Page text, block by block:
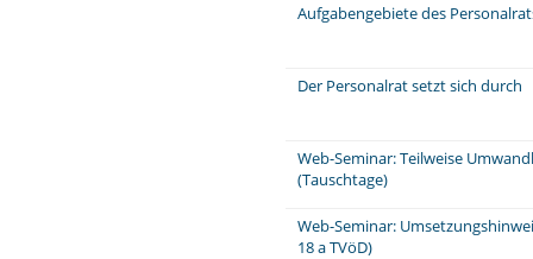
Aufgabengebiete des
Der Personalrat setzt sich durch
Web-Seminar: Teilweise
(Tauschtage)
Web-Seminar:
18 a TVöD)